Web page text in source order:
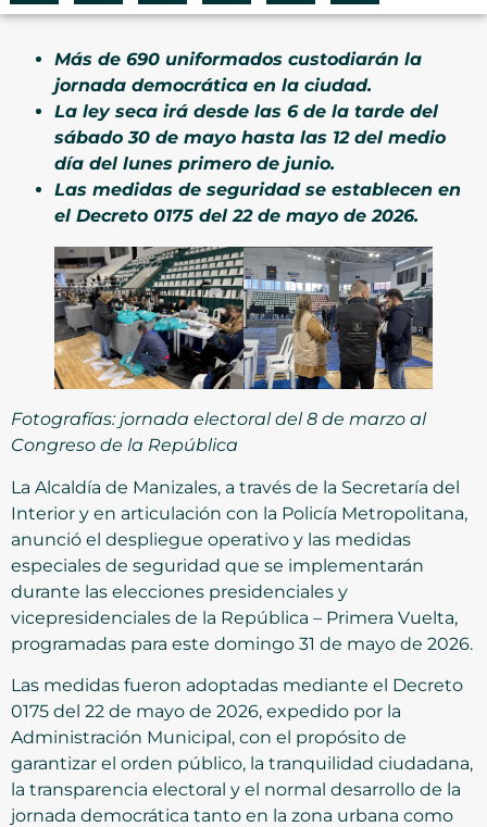
Más de 690 uniformados custodiarán la
jornada democrática en la ciudad.
La ley seca irá desde las 6 de la tarde del
sábado 30 de mayo hasta las 12 del medio
día del lunes primero de junio.
Las medidas de seguridad se establecen en
el Decreto 0175 del 22 de mayo de 2026.
Fotografías: jornada electoral del 8 de marzo al
Congreso de la República
La Alcaldía de Manizales, a través de la Secretaría del
Interior y en articulación con la Policía Metropolitana,
anunció el despliegue operativo y las medidas
especiales de seguridad que se implementarán
durante las elecciones presidenciales y
vicepresidenciales de la República – Primera Vuelta,
programadas para este domingo 31 de mayo de 2026.
Las medidas fueron adoptadas mediante el Decreto
0175 del 22 de mayo de 2026, expedido por la
Administración Municipal, con el propósito de
garantizar el orden público, la tranquilidad ciudadana,
la transparencia electoral y el normal desarrollo de la
jornada democrática tanto en la zona urbana como